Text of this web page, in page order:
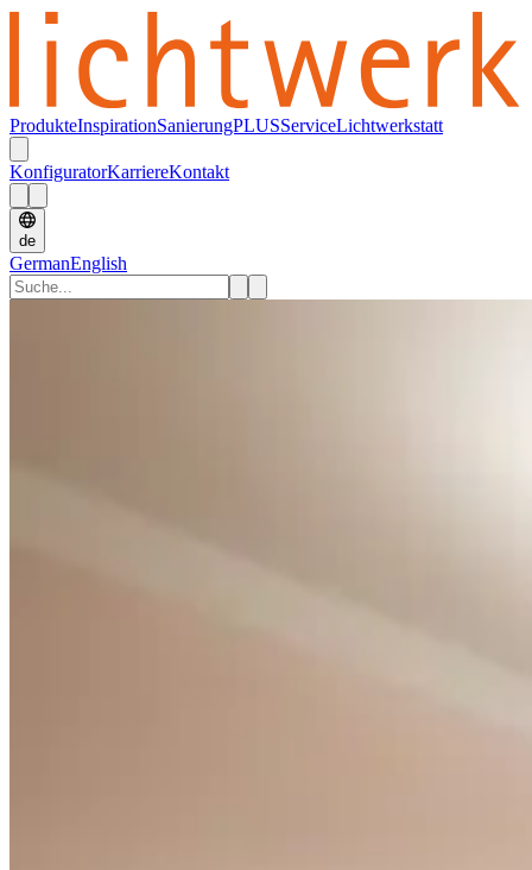
ProdukteInspirationSanierungPLUSServiceLichtwerkstatt
KonfiguratorKarriereKontakt
de
GermanEnglish